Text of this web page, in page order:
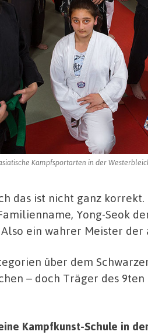
Kampfsportarten in der
das ist nicht ganz
Yong-Seok
ein wahrer Meister der
über dem
– doch Träger des
Kampfkunst-Schule in